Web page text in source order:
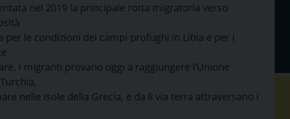
nel 2019 la principale rotta migratoria verso
per le condizioni dei campi profughi in Libia e per i
I migranti provano oggi a raggiungere l’Unione
nelle isole della Grecia, e da lì via terra attraversano i